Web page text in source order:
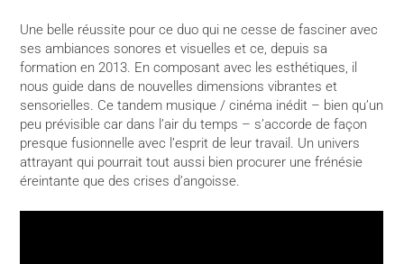
Une belle réussite pour ce duo qui ne cesse de fasciner avec
ses ambiances sonores et visuelles et ce, depuis sa
formation en 2013. En composant avec les esthétiques, il
nous guide dans de nouvelles dimensions vibrantes et
sensorielles. Ce tandem musique / cinéma inédit – bien qu’un
peu prévisible car dans l’air du temps – s’accorde de façon
presque fusionnelle avec l’esprit de leur travail. Un univers
attrayant qui pourrait tout aussi bien procurer une frénésie
éreintante que des crises d’angoisse.